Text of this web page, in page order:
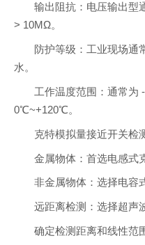
输出阻抗：电压输出型
> 10MΩ。
防护等级：工业现场通
水。
工作温度范围：通常
0℃~+120℃。
克特模拟量接近开关检
金属物体：首选电感式
非金属物体：选择电容
远距离检测：选择超声
确定检测距离和线性范